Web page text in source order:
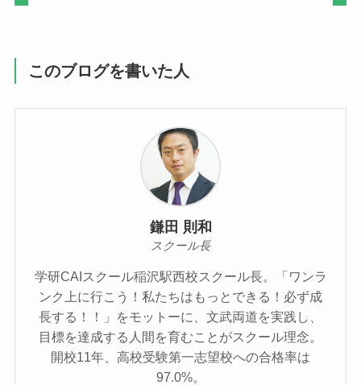
このブログを書いた人
鎌田 則和
スクール長
学研CAIスクール稲沢駅西校スクール長。「ワンラ
ンク上に行こう！私たちはもっとできる！必ず成
長する！！」をモットーに、文武両道を実践し、
目標を達成する人間を育むことがスクール理念。
開校11年、高校受験第一志望校への合格率は
97.0%。